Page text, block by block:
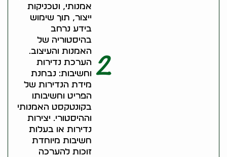
אמנותי, וטכניקות
ייצור, תוך שימוש
בידע נרחב
בהיסטוריה של
האמנות והעיצוב.
2 הערכת נדירות
וחשיבות: נבחנת
מידת הנדירות של
הפריט וחשיבותו
בקונטקסט האמנותי
וההיסטורי. יצירות
נדירות או בעלות
חשיבות מיוחדת
זוכות להערכה